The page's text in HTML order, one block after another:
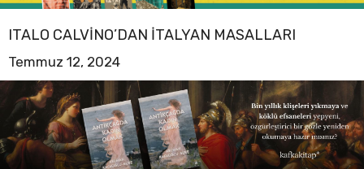
ITALO CALVINO’DAN İTALYAN MASALLARI
Temmuz 12, 2024